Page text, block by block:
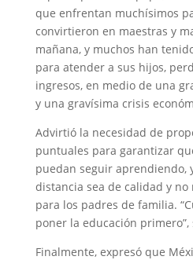
que enfrentan muchísimos
convirtieron en maestras y
mañana, y muchos han
para atender a sus hijos,
ingresos, en medio de una
y una gravísima crisis
Advirtió la necesidad de
puntuales para garantizar
puedan seguir aprendiendo,
distancia sea de calidad y
para los padres de familia.
poner la educación primero”,
Finalmente, expresó que